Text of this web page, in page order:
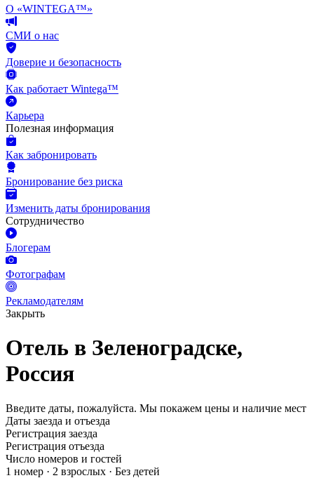
О «WINTEGA™»
СМИ о нас
Доверие и безопасность
Как работает Wintega™
Карьера
Полезная информация
Как забронировать
Бронирование без риска
Изменить даты бронирования
Сотрудничество
Блогерам
Фотографам
Рекламодателям
Закрыть
Отель в Зеленоградске,
Россия
Введите даты, пожалуйста. Мы покажем цены и наличие мест
Даты заезда и отъезда
Регистрация заезда
Регистрация отъезда
Число номеров и гостей
1 номер · 2 взрослых · Без детей